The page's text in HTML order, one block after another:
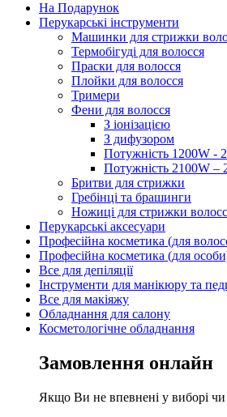
На Подарунок
Перукарські інструменти
Машинки для стрижки
Термобігуді для волосся
Праски для волосся
Плойки для волосся
Тримери
Фени для волосся
З іонізацією
З дифузором
Потужність 1200W -
Потужність 2100W –
Бритви для стрижки
Гребінці та брашинги
Ножиці для стрижки
Перукарські аксесуари
Професійна косметика (для
Професійна косметика (для
Все для депіляції
Інструменти для манікюру та
Все для макіяжу
Обладнання для салону
Косметологічне обладнання
Замовлення онлайн
Якщо Ви не впевнені у виборі чи